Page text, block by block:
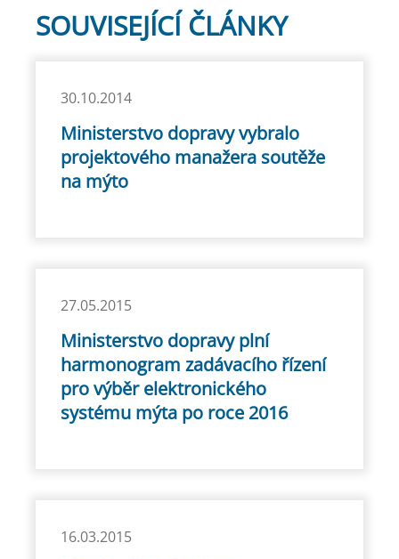
SOUVISEJÍCÍ ČLÁNKY
30.10.2014
Ministerstvo dopravy vybralo
projektového manažera soutěže
na mýto
27.05.2015
Ministerstvo dopravy plní
harmonogram zadávacího řízení
pro výběr elektronického
systému mýta po roce 2016
16.03.2015